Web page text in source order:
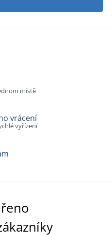
místě
vrácení
vyřízení